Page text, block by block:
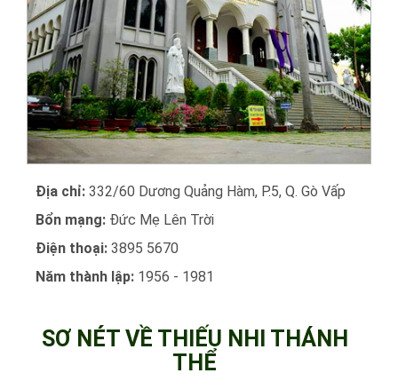
Địa chỉ: 332/60 Dương Quảng Hàm, P.5, Q. Gò Vấp
Bổn mạng: Đức Mẹ Lên Trời
Điện thoại: 3895 5670
Năm thành lập: 1956 - 1981
SƠ NÉT VỀ THIẾU NHI THÁNH
THỂ